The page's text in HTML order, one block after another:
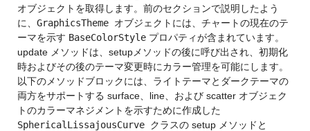
オブジェクトを取得します。前のセクションで説明したよう
に、 GraphicsTheme オブジェクトには、チャートの現在のテ
ーマを示す BaseColorStyleプロパティが含まれています。
update メソッドは、setupメソッドの後に呼び出され、初期化
時およびその後のテーマ変更時にカラー管理を可能にします。
以下のメソッドブロックには、ライトテーマとダークテーマの
両方をサポートする surface、line、および scatter オブジェク
トのカラーマネジメントを示すために作成した
SphericalLissajousCurve クラスの setup メソッドと